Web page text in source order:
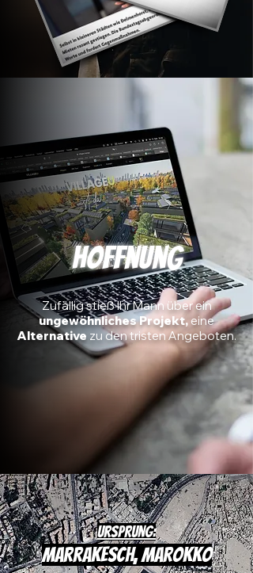
Hoffnung
Zufällig stieß Ihr Mann über ein
ungewöhnlichesProjekt, eine
Alternative zu den tristen Angeboten.
Ursprung:
Marrakesch, Marokko